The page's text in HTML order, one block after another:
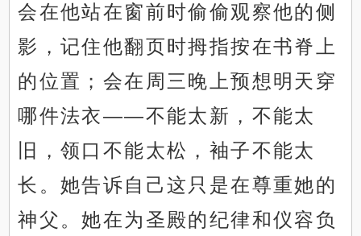
会在他站在窗前时偷偷观察他的侧
影，记住他翻页时拇指按在书脊上
的位置；会在周三晚上预想明天穿
哪件法衣——不能太新，不能太
旧，领口不能太松，袖子不能太
长。她告诉自己这只是在尊重她的
神父。她在为圣殿的纪律和仪容负